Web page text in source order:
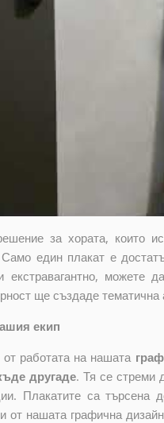
за хората, които
един плакат е
екстравагантно, можете
ще създаде
екип
работата на нашата
другаде. Тя се стреми
Плакатите са
от нашата графична